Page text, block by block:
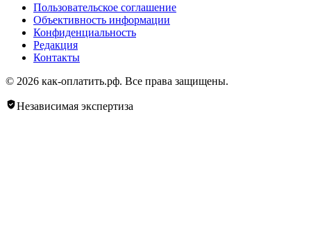
Пользовательское соглашение
Объективность информации
Конфиденциальность
Редакция
Контакты
© 2026 как-оплатить.рф. Все права защищены.
Независимая экспертиза